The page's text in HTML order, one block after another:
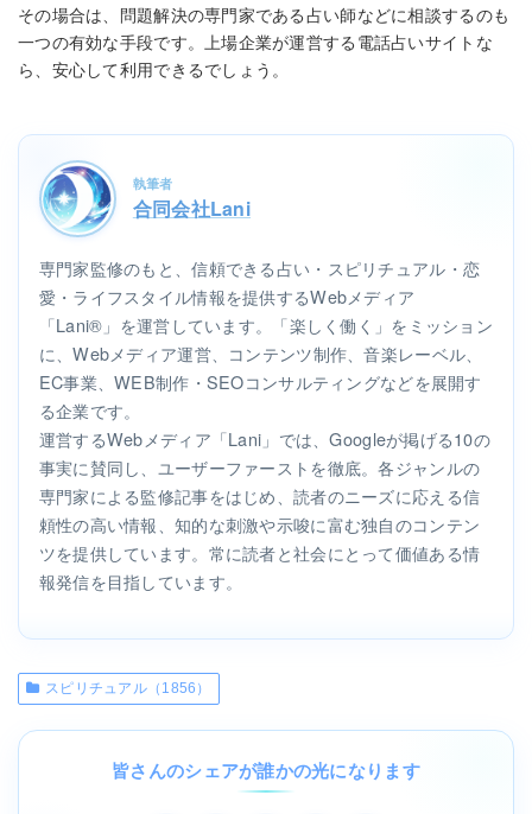
その場合は、問題解決の専門家である占い師などに相談するのも
一つの有効な手段です。上場企業が運営する電話占いサイトな
ら、安心して利用できるでしょう。
執筆者
合同会社Lani
専門家監修のもと、信頼できる占い・スピリチュアル・恋
愛・ライフスタイル情報を提供するWebメディア
「Lani®」を運営しています。「楽しく働く」をミッション
に、Webメディア運営、コンテンツ制作、音楽レーベル、
EC事業、WEB制作・SEOコンサルティングなどを展開す
る企業です。
運営するWebメディア「Lani」では、Googleが掲げる10の
事実に賛同し、ユーザーファーストを徹底。各ジャンルの
専門家による監修記事をはじめ、読者のニーズに応える信
頼性の高い情報、知的な刺激や示唆に富む独自のコンテン
ツを提供しています。常に読者と社会にとって価値ある情
報発信を目指しています。
スピリチュアル（1856）
皆さんのシェアが誰かの光になります